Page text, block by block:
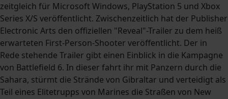
zeitgleich für Microsoft Windows, PlayStation 5 und Xbox
Series X/S veröffentlicht. Zwischenzeitlich hat der Publisher
Electronic Arts den offiziellen "Reveal"-Trailer zu dem heiß
erwarteten First-Person-Shooter veröffentlicht. Der in
Rede stehende Trailer gibt einen Einblick in die Kampagne
von Battlefield 6. In dieser fahrt ihr mit Panzern durch die
Sahara, stürmt die Strände von Gibraltar und verteidigt als
Teil eines Elitetrupps von Marines die Straßen von New